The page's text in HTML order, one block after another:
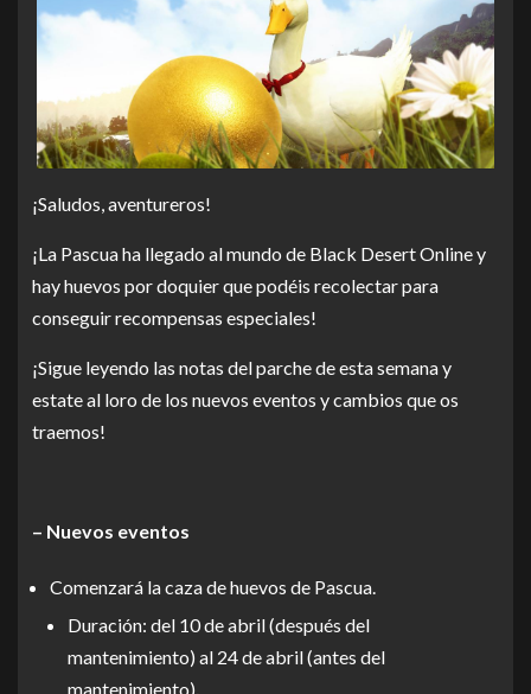
¡Saludos, aventureros!
¡La Pascua ha llegado al mundo de Black Desert Online y
hay huevos por doquier que podéis recolectar para
conseguir recompensas especiales!
¡Sigue leyendo las notas del parche de esta semana y
estate al loro de los nuevos eventos y cambios que os
traemos!
– Nuevos eventos
Comenzará la caza de huevos de Pascua.
Duración: del 10 de abril (después del
mantenimiento) al 24 de abril (antes del
mantenimiento).